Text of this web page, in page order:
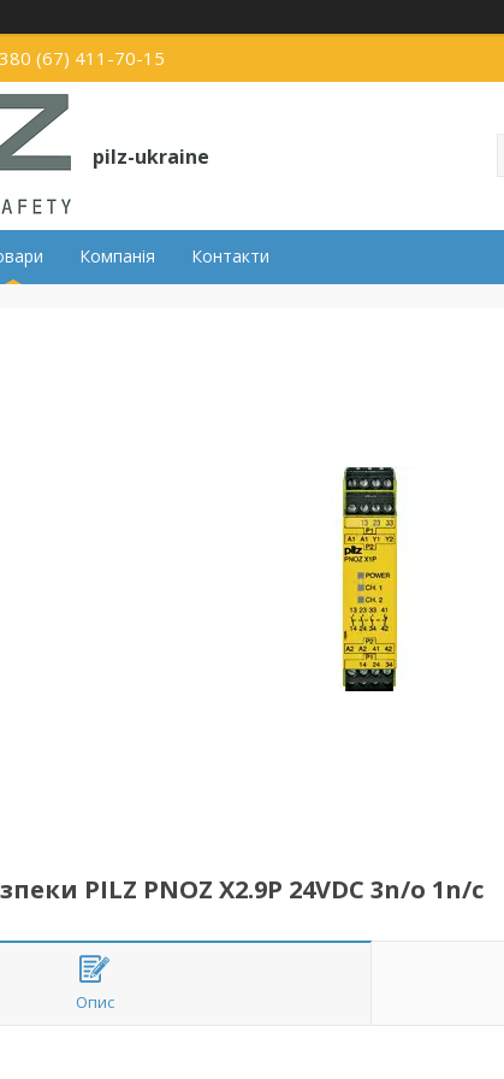
(67) 411-70-15
pilz-ukraine
Компанія Контакти
PILZ PNOZ X2.9P 24VDC 3n/o 1n/c
Опис